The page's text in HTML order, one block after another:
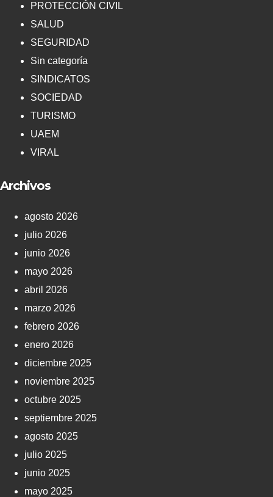
PROTECCIÓN CIVIL
SALUD
SEGURIDAD
Sin categoría
SINDICATOS
SOCIEDAD
TURISMO
UAEM
VIRAL
Archivos
agosto 2026
julio 2026
junio 2026
mayo 2026
abril 2026
marzo 2026
febrero 2026
enero 2026
diciembre 2025
noviembre 2025
octubre 2025
septiembre 2025
agosto 2025
julio 2025
junio 2025
mayo 2025